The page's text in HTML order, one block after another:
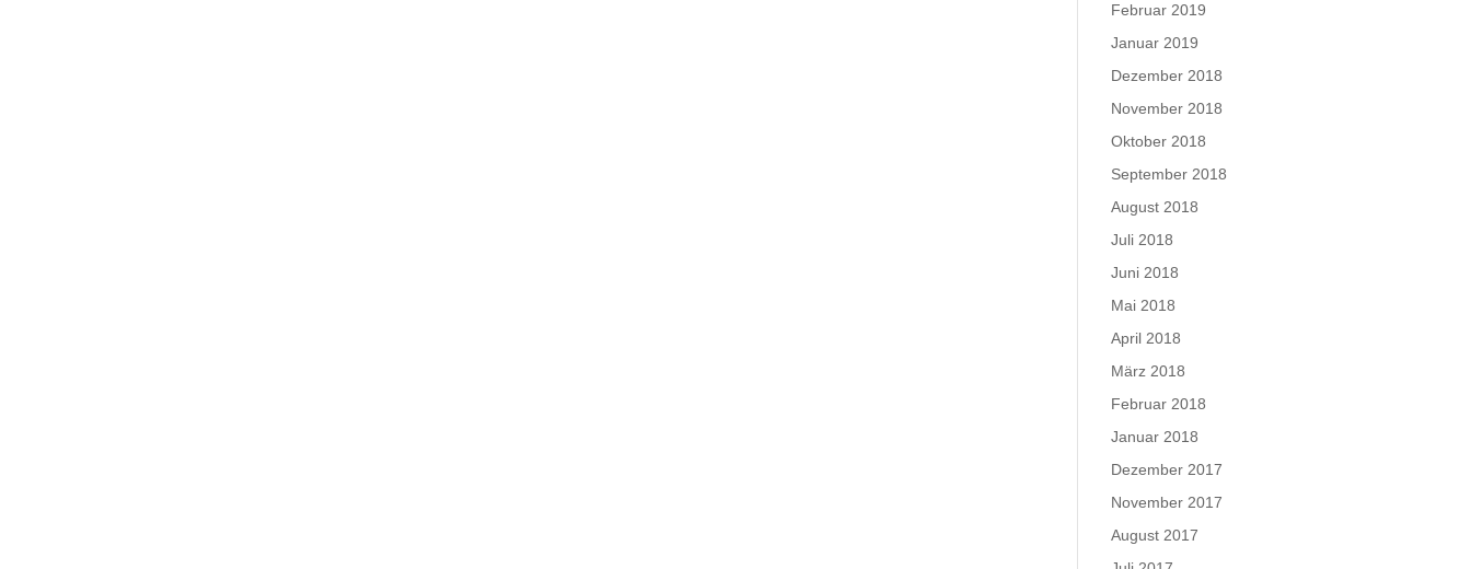
Februar 2019
Januar 2019
Dezember 2018
November 2018
Oktober 2018
September 2018
August 2018
Juli 2018
Juni 2018
Mai 2018
April 2018
März 2018
Februar 2018
Januar 2018
Dezember 2017
November 2017
August 2017